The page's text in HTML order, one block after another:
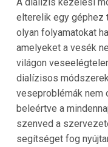
elterelik egy
olyan folyamatokat
amelyeket a vesék
világon
dialízisos
veseproblémák nem
beleértve a
szenved a
segítséget fog